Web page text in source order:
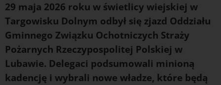
29 maja 2026 roku w świetlicy wiejskiej w
Targowisku Dolnym odbył się zjazd Oddziału
Gminnego Związku Ochotniczych Straży
Pożarnych Rzeczypospolitej Polskiej w
Lubawie. Delegaci podsumowali minioną
kadencję i wybrali nowe władze, które będą